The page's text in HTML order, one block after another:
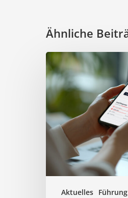
Ähnliche
Aktuelles Führung
mit
KI